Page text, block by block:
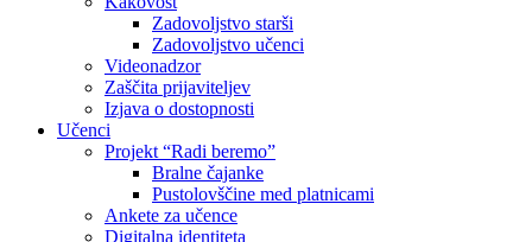
Zadovoljstvo starši
Zadovoljstvo učenci
Videonadzor
Zaščita prijaviteljev
Izjava o dostopnosti
Učenci
Projekt “Radi beremo”
Bralne čajanke
Pustolovščine med platnicami
Ankete za učence
Digitalna identiteta